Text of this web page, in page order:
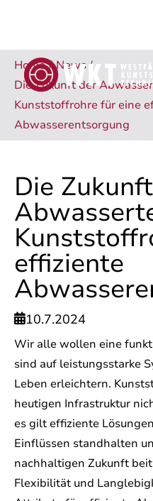
Home / News /
Die Zukunft der
Kunststoffrohre für eine
Abwasserentsorgung
Die
effiziente
10.7.2024
Wir alle wollen eine
sind auf leistungsstarke
Leben erleichtern.
heutigen Infrastruktur
es gilt effiziente
Einflüssen standhalten
nachhaltigen Zukunft
Flexibilität und